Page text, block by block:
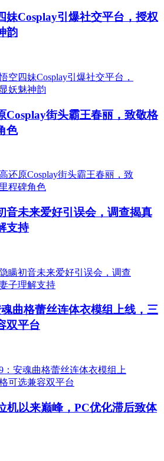
妹Cosplay引爆社交平台，授权
韵
Cosplay街头霸王春丽，致敬格
色
音未来爱好引误会，调查揭真
支持
曲格蕾丝连体衣模组上线，三
双平台
机以来巅峰，PC优化滞后致体